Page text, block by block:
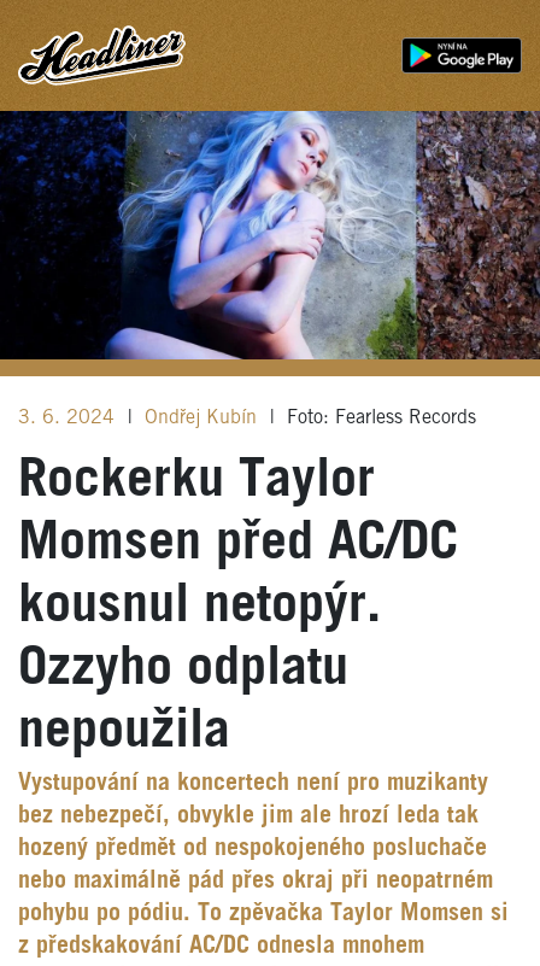
3. 6. 2024 Ondřej Kubín Foto: Fearless Records
Rockerku Taylor
Momsen před AC/DC
kousnul netopýr.
Ozzyho odplatu
nepoužila
Vystupování na koncertech není pro muzikanty
bez nebezpečí, obvykle jim ale hrozí leda tak
hozený předmět od nespokojeného posluchače
nebo maximálně pád přes okraj při neopatrném
pohybu po pódiu. To zpěvačka Taylor Momsen si
z předskakování AC/DC odnesla mnohem